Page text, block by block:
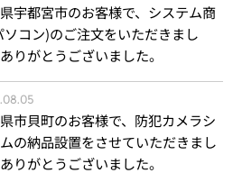
宇都宮市のお客様で、システム商
ソコン)のご注文をいただきまし
りがとうございました。
市貝町のお客様で、防犯カメラシ
の納品設置をさせていただきまし
りがとうございました。